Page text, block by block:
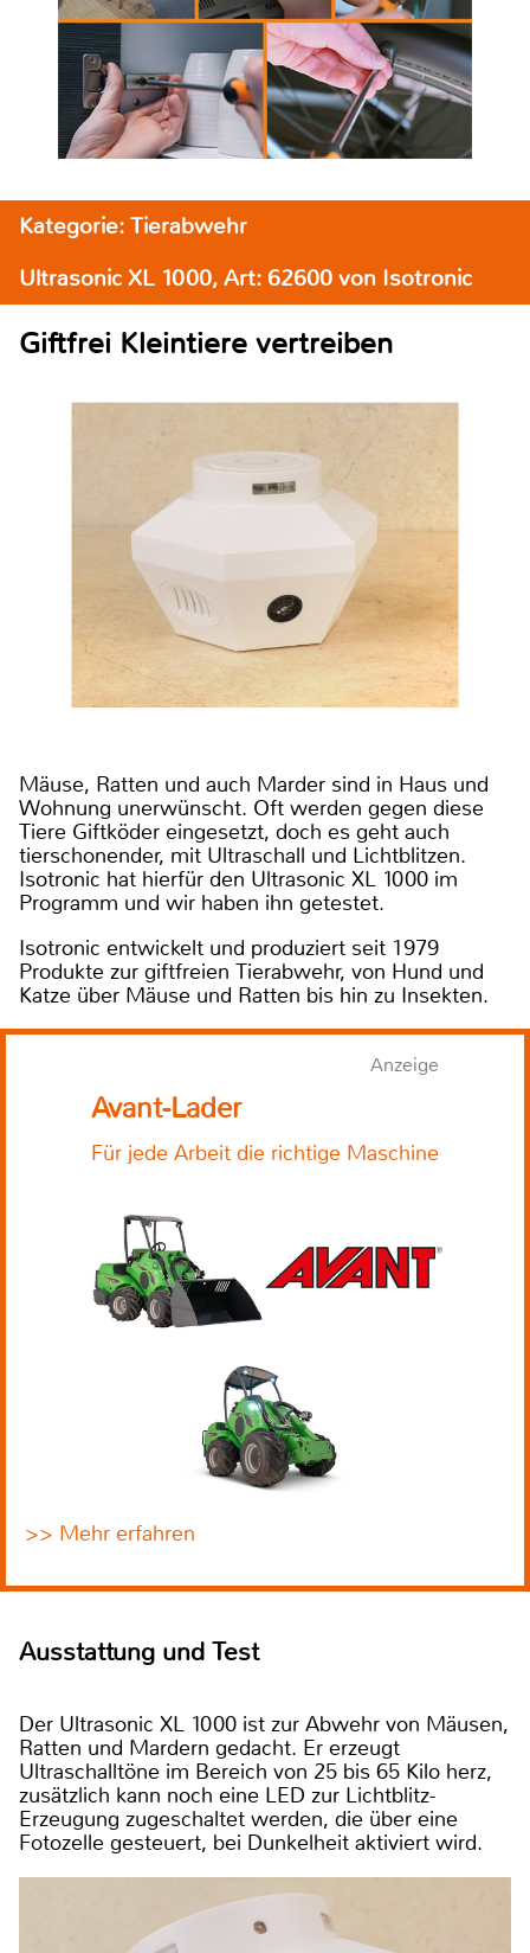
Kategorie: Tierabwehr
Ultrasonic XL 1000, Art: 62600 von Isotronic
Giftfrei Kleintiere vertreiben
Mäuse, Ratten und auch Marder sind in Haus und
Wohnung unerwünscht. Oft werden gegen diese
Tiere Giftköder eingesetzt, doch es geht auch
tierschonender, mit Ultraschall und Lichtblitzen.
Isotronic hat hierfür den Ultrasonic XL 1000 im
Programm und wir haben ihn getestet.
Isotronic entwickelt und produziert seit 1979
Produkte zur giftfreien Tierabwehr, von Hund und
Katze über Mäuse und Ratten bis hin zu Insekten.
Anzeige
Avant-Lader
Für jede Arbeit die richtige Maschine
>> Mehr erfahren
Ausstattung und Test
Der Ultrasonic XL 1000 ist zur Abwehr von Mäusen,
Ratten und Mardern gedacht. Er erzeugt
Ultraschalltöne im Bereich von 25 bis 65 Kilo herz,
zusätzlich kann noch eine LED zur Lichtblitz-
Erzeugung zugeschaltet werden, die über eine
Fotozelle gesteuert, bei Dunkelheit aktiviert wird.